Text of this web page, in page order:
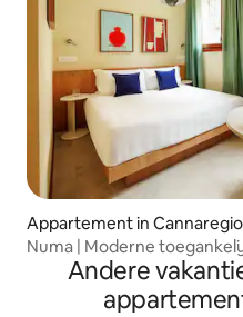
Appartement in Cannaregio
Numa | Moderne
Andere